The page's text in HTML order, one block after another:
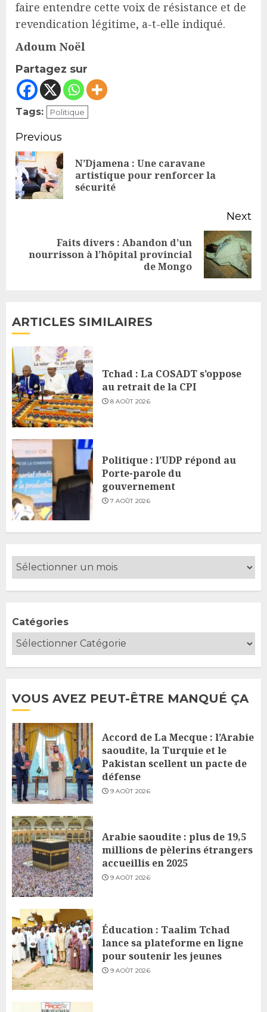
faire entendre cette voix de résistance et de
revendication légitime, a-t-elle indiqué.
Adoum Noël
Partagez sur
Tags: Politique
Continue
Reading
Previous
N’Djamena : Une caravane
artistique pour renforcer la
sécurité
Next
Next
Faits divers : Abandon d’un
nourrisson à l’hôpital provincial
de Mongo
ARTICLES SIMILAIRES
Tchad : La COSADT s’oppose
au retrait de la CPI
8 AOÛT 2026
Politique : l’UDP répond au
Porte-parole du
gouvernement
7 AOÛT 2026
Catégories
VOUS AVEZ PEUT-ÊTRE MANQUÉ ÇA
Accord de La Mecque : l’Arabie
saoudite, la Turquie et le
Pakistan scellent un pacte de
défense
9 AOÛT 2026
Arabie saoudite : plus de 19,5
millions de pèlerins étrangers
accueillis en 2025
9 AOÛT 2026
Éducation : Taalim Tchad
lance sa plateforme en ligne
pour soutenir les jeunes
9 AOÛT 2026